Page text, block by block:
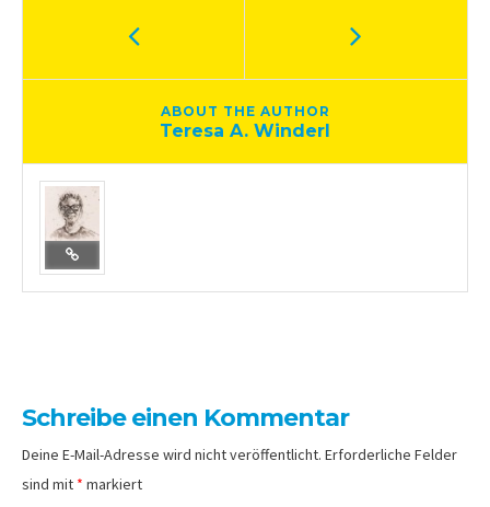
ABOUT THE AUTHOR
Teresa A. Winderl
Schreibe einen Kommentar
Deine E-Mail-Adresse wird nicht veröffentlicht. Erforderliche Felder
sind mit * markiert